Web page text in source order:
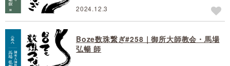
2024.12.3
Boze数珠繋ぎ#258｜御所大師教会・馬場
弘暢 師